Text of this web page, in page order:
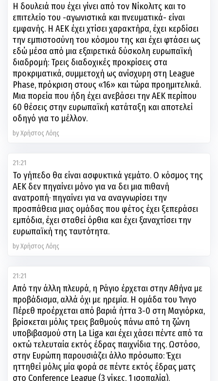
Η δουλειά που έχει γίνει από τον Νίκολιτς και το
επιτελείο του -αγωνιστικά και πνευματικά- είναι
εμφανής. Η ΑΕΚ έχει χτίσει χαρακτήρα, έχει κερδίσει
την εμπιστοσύνη του κόσμου της και έχει φτάσει ως
εδώ μέσα από μια εξαιρετικά δύσκολη ευρωπαϊκή
διαδρομή: Τρεις διαδοχικές προκρίσεις στα
προκριματικά, συμμετοχή ως ανίσχυρη στη League
Phase, πρόκριση στους «16» και τώρα προημιτελικά.
Μια πορεία που ήδη έχει ανεβάσει την ΑΕΚ περίπου
60 θέσεις στην ευρωπαϊκή κατάταξη και αποτελεί
οδηγό για το μέλλον.
by Χρήστος Λόης
21:21
Το γήπεδο θα είναι ασφυκτικά γεμάτο. Ο κόσμος της
ΑΕΚ δεν πηγαίνει μόνο για να δει μια πιθανή
ανατροπή· πηγαίνει για να αναγνωρίσει την
προσπάθεια μιας ομάδας που φέτος έχει ξεπεράσει
εμπόδια, έχει σταθεί όρθια και έχει ξαναχτίσει την
ευρωπαϊκή της ταυτότητα.
by Χρήστος Λόης
21:21
Από την άλλη πλευρά, η Ράγιο έρχεται στην Αθήνα με
προβάδισμα, αλλά όχι με ηρεμία. Η ομάδα του Ίνιγο
Πέρεθ προέρχεται από βαριά ήττα 3-0 στη Μαγιόρκα,
βρίσκεται μόλις τρεις βαθμούς πάνω από τη ζώνη
υποβιβασμού στη La Liga και έχει χάσει πέντε από τα
οκτώ τελευταία εκτός έδρας παιχνίδια της. Ωστόσο,
στην Ευρώπη παρουσιάζει άλλο πρόσωπο: Έχει
ηττηθεί μόλις μία φορά σε πέντε εκτός έδρας ματς
στο Conference League (3 νίκες, 1 ισοπαλία).